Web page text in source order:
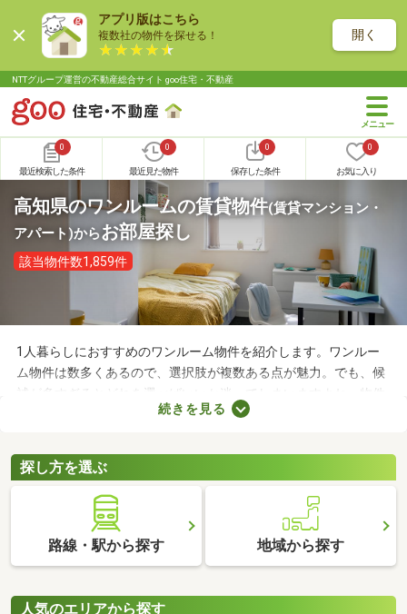
アプリ版はこちら
複数社の物件を探せる！ 開く
NTTグループ運営の不動産総合サイト goo住宅・不動産
0
最近検索した条件
0
最近見た物件
0
保存した条件
0
お気に入り
高知県のワンルームの賃貸物件(賃貸マンション・
アパート)からお部屋探し
該当物件数1,859件
1人暮らしにおすすめのワンルーム物件を紹介します。ワンルー
ム物件は数多くあるので、選択肢が複数ある点が魅力。でも、候
補が多すぎるとどれを選べばいいか迷ってしまいますよね。物件
を選ぶときは、間取り・設備・家賃などをチェックすることがお
を見つけましょう。
続きを見る
探し方を選ぶ
路線・駅から探す 地域から探す
人気のエリアから探す